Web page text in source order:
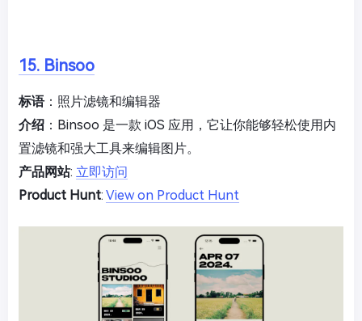
15. Binsoo
标语：照片滤镜和编辑器
介绍 ：Binsoo 是一款 iOS 应用，它让你能够轻松使用内
置滤镜和强大工具来编辑图片。
产品网站: 立即访问
Product Hunt: View on Product Hunt